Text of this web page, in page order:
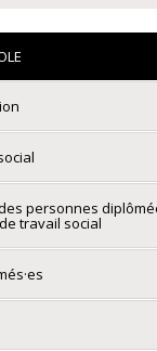
personnes
travail social